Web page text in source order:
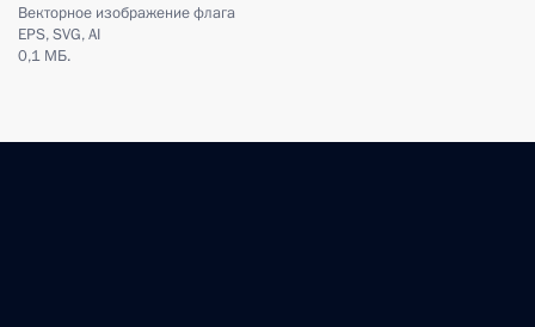
Векторное изображение флага
EPS, SVG, AI
0,1 МБ.